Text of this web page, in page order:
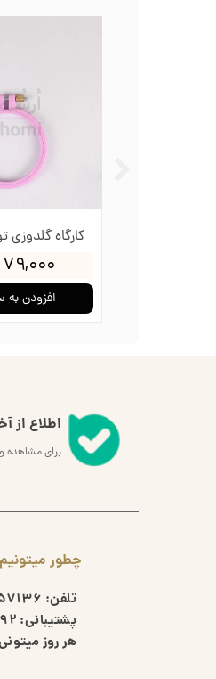
۷۹,۰۰۰ تومان
افزودن به
چطور
تلفن: 021
پشتیبانی:
هر روز
اطلاع از
برای مشاهده